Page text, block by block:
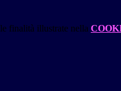
finalità illustrate nella